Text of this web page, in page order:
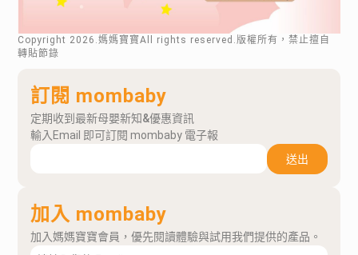
Copyright 2026 .媽媽寶寶All rights reserved.版權所有，禁止擅自
轉貼節錄
訂閱 mombaby
定期收到最新母嬰新知&優惠資訊
輸入Email 即可訂閱 mombaby 電子報
送出
加入 mombaby
加入媽媽寶寶會員，優先閱讀體驗與試用我們提供的產品。